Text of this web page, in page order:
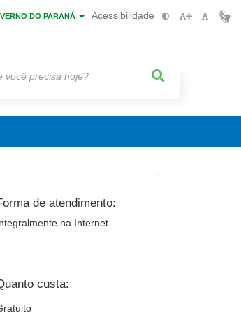
DO PARANÁ Acessibilidade
de atendimento:
na Internet
custa: